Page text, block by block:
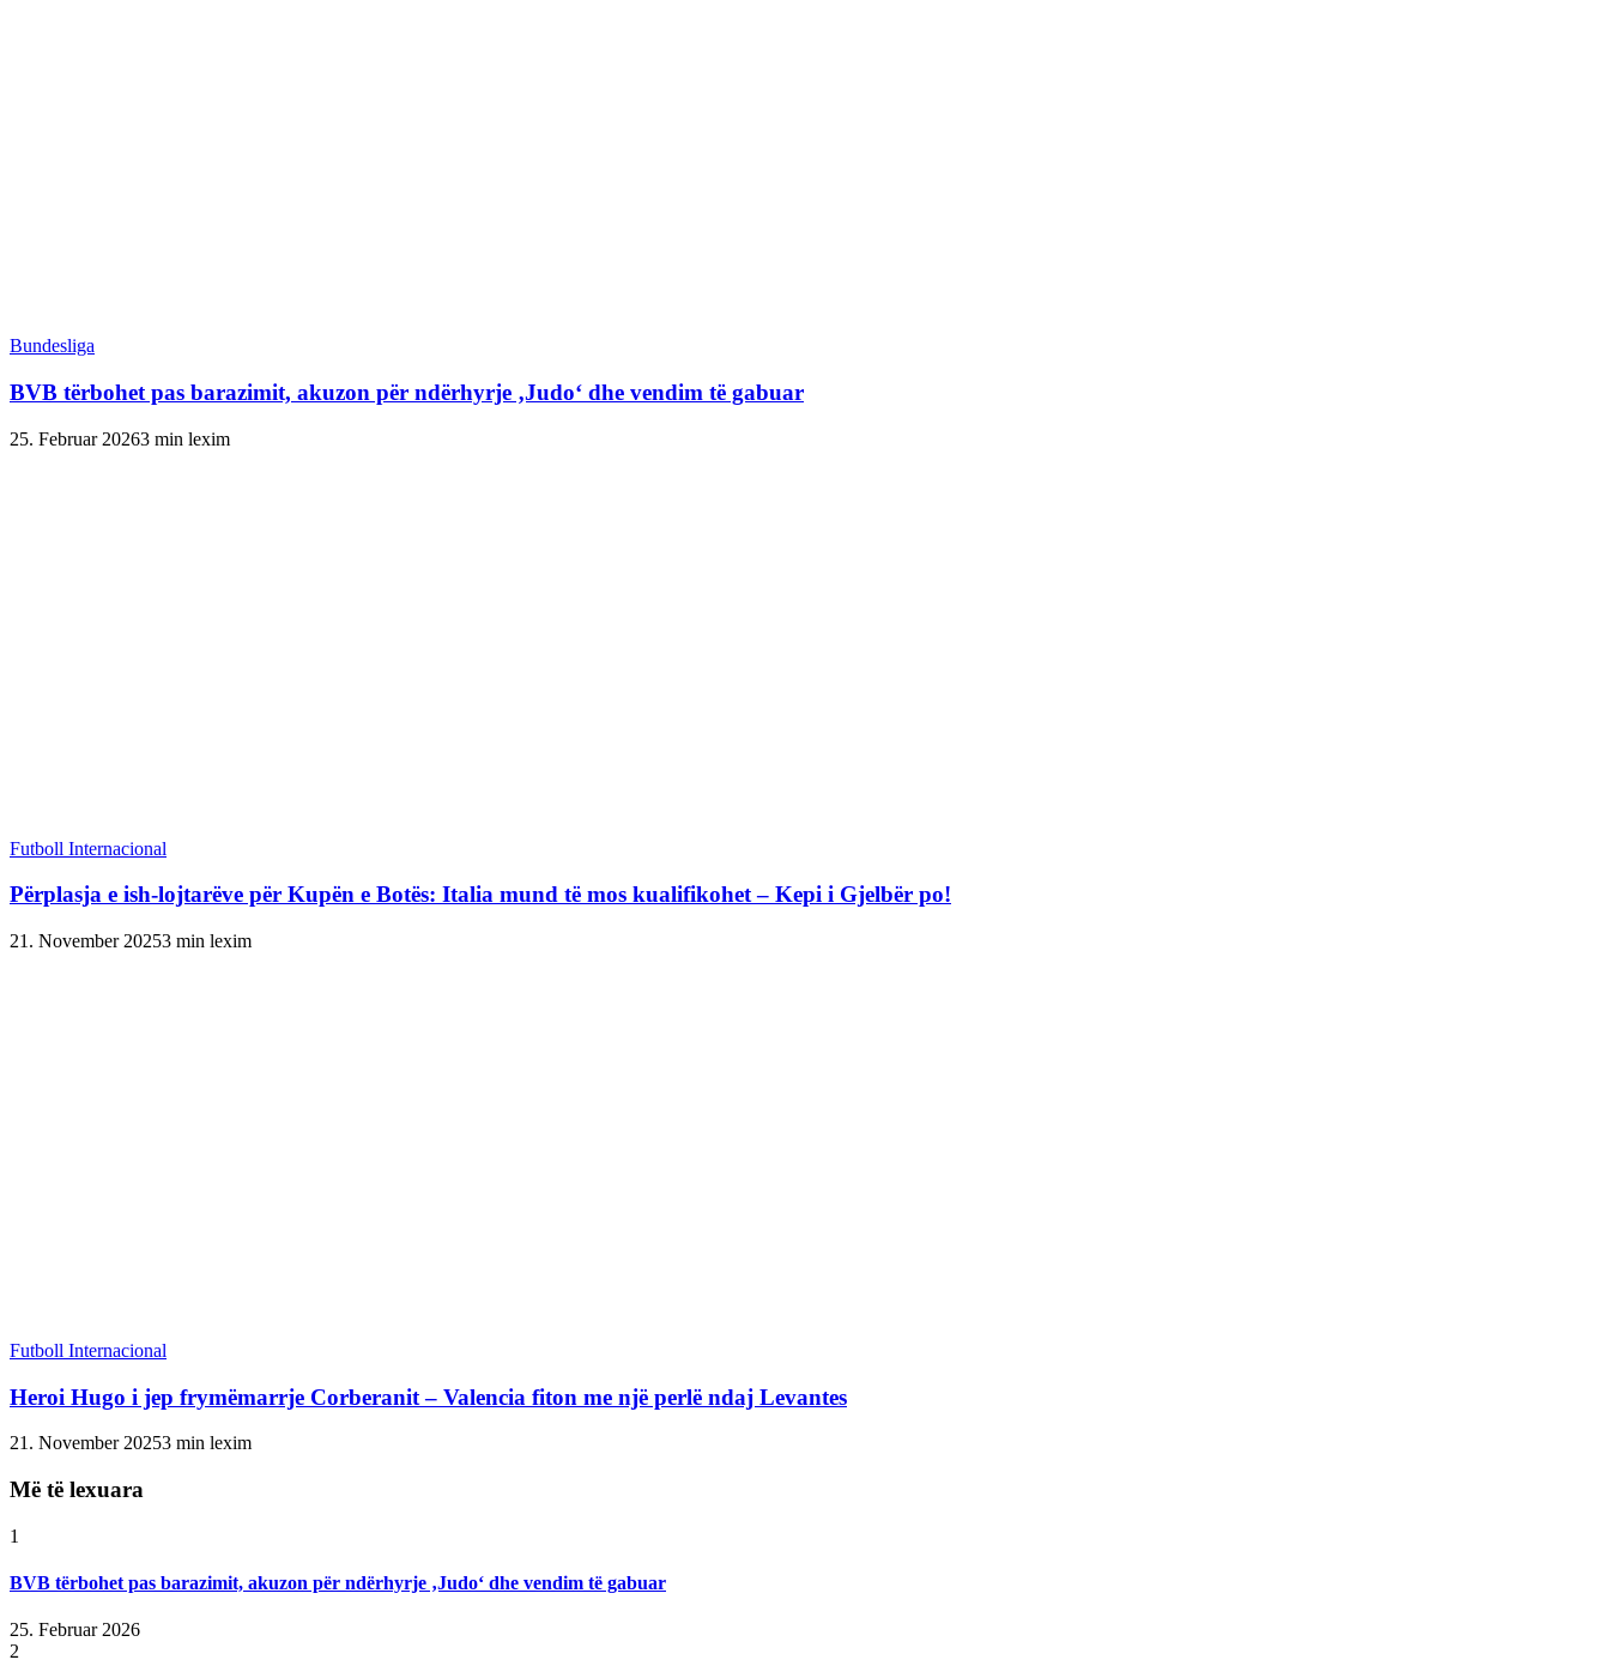
Bundesliga
BVB tërbohet pas barazimit, akuzon për ndërhyrje ‚Judo‘ dhe vendim të gabuar
25. Februar 20263 min lexim
Futboll Internacional
Përplasja e ish-lojtarëve për Kupën e Botës: Italia mund të mos kualifikohet – Kepi i Gjelbër po!
21. November 20253 min lexim
Futboll Internacional
Heroi Hugo i jep frymëmarrje Corberanit – Valencia fiton me një perlë ndaj Levantes
21. November 20253 min lexim
Më të lexuara
1
BVB tërbohet pas barazimit, akuzon për ndërhyrje ‚Judo‘ dhe vendim të gabuar
25. Februar 2026
2